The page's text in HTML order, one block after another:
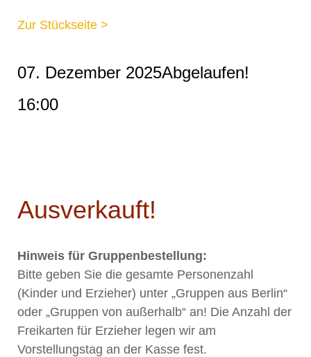
Zur Stückseite >
07. Dezember 2025Abgelaufen!
16:00
Ausverkauft!
Hinweis für Gruppenbestellung:
Bitte geben Sie die gesamte Personenzahl
(Kinder und Erzieher) unter „Gruppen aus Berlin“
oder „Gruppen von außerhalb“ an! Die Anzahl der
Freikarten für Erzieher legen wir am
Vorstellungstag an der Kasse fest.